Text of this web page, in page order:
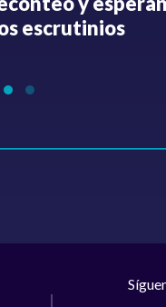
escrutinios